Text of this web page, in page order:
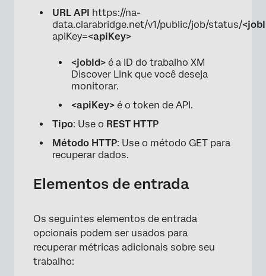
×
URL API https://na-
data.clarabridge.net/v1/public/job/status/
apiKey=<apiKey>
<jobId> é a ID do trabalho XM
Discover Link que você deseja
monitorar.
<apiKey> é o token de API.
Tipo: Use o REST HTTP
Método HTTP: Use o método GET para
recuperar dados.
Elementos de entrada
Os seguintes elementos de entrada
opcionais podem ser usados para
recuperar métricas adicionais sobre seu
trabalho: